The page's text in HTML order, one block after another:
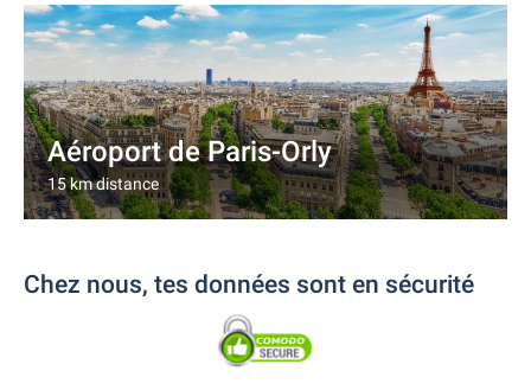
Aéroport de Paris-Orly
15 km distance
Chez nous, tes données sont en sécurité